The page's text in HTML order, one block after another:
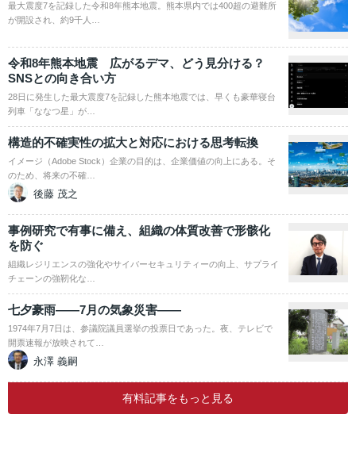
最大震度7を記録した令和8年熊本地震。熊本県内では400超の避難所
が開設され、約9千人…
令和8年熊本地震 広がるデマ、どう見分ける？
SNSとの向き合い方
28日に発生した最大震度7を記録した熊本地震では、早くも豪華寝台
列車「ななつ星」が…
構造的不確実性の拡大と対応における思考転換
イメージ（Adobe Stock）企業の目的は、企業価値の向上にある。そ
のため、将来の不確…
後藤 茂之
事例研究で有事に備え、組織の体質改善で形骸化
を防ぐ
組織レジリエンスの強化やサイバーセキュリティーの向上、サプライ
チェーンの強靭化な…
七夕豪雨――7月の気象災害――
1974年7月7日は、参議院議員選挙の投票日であった。夜、テレビで
開票速報が放映されて…
永澤 義嗣
有料記事をもっと見る